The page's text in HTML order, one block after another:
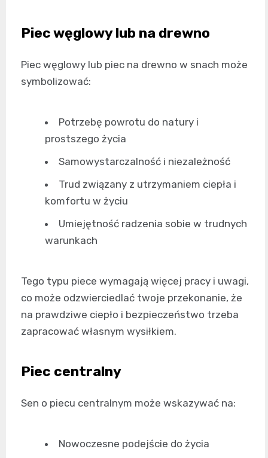
Piec węglowy lub na drewno
Piec węglowy lub piec na drewno w snach może
symbolizować:
Potrzebę powrotu do natury i
prostszego życia
Samowystarczalność i niezależność
Trud związany z utrzymaniem ciepła i
komfortu w życiu
Umiejętność radzenia sobie w trudnych
warunkach
Tego typu piece wymagają więcej pracy i uwagi,
co może odzwierciedlać twoje przekonanie, że
na prawdziwe ciepło i bezpieczeństwo trzeba
zapracować własnym wysiłkiem.
Piec centralny
Sen o piecu centralnym może wskazywać na:
Nowoczesne podejście do życia